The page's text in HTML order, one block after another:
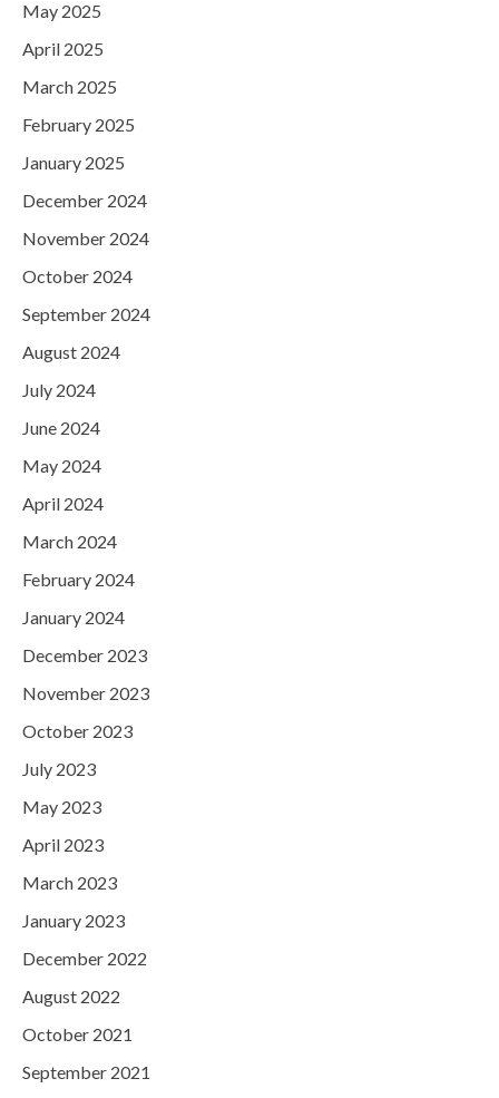
May 2025
April 2025
March 2025
February 2025
January 2025
December 2024
November 2024
October 2024
September 2024
August 2024
July 2024
June 2024
May 2024
April 2024
March 2024
February 2024
January 2024
December 2023
November 2023
October 2023
July 2023
May 2023
April 2023
March 2023
January 2023
December 2022
August 2022
October 2021
September 2021